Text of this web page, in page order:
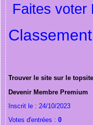
Faites voter
Trouver le site sur le topsite
Devenir Membre Premium
Inscrit le : 24/10/2023
Votes d'entrées : 0